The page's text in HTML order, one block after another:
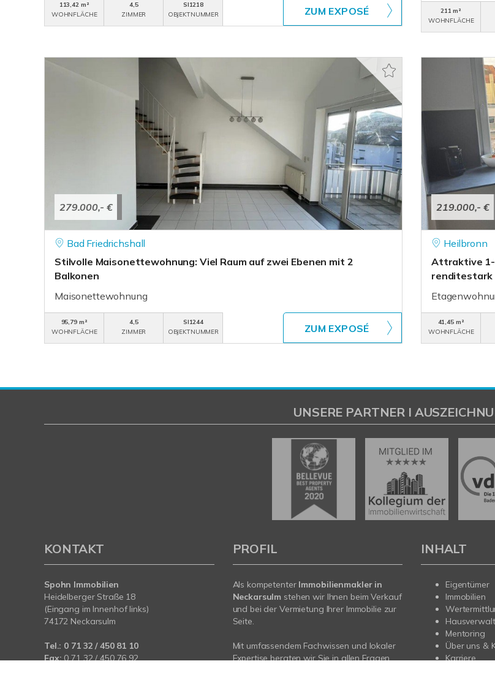
113,42 m²
WOHNFLÄCHE
4,5
ZIMMER
SI1218
OBJEKTNUMMER
ZUM EXPOSÉ
211 m²
WOHNFLÄCHE
279.000,- €
Bad Friedrichshall
Stilvolle Maisonettewohnung: Viel Raum auf zwei Ebenen mit 2
Balkonen
Maisonettewohnung
95,79 m²
WOHNFLÄCHE
4,5
ZIMMER
SI1244
OBJEKTNUMMER
ZUM EXPOSÉ
219.000,- €
Heilbronn
Attraktive 1-
renditestark
41,45 m²
WOHNFLÄCHE
UNSERE PARTNER I
KONTAKT
Spohn Immobilien
Heidelberger Straße 18
(Eingang im Innenhof links)
74172 Neckarsulm
Tel.: 0 71 32 / 450 81 10
Fax:0 71 32 / 450 76 92
PROFIL
Als kompetenter Immobilienmakler in
Neckarsulm stehen wir Ihnen beim Verkauf
und bei der Vermietung Ihrer Immobilie zur
Seite.
Mit umfassendem Fachwissen und lokaler
Expertise beraten wir Sie in allen Fragen
INHALT
Eigentümer
Immobilien
Mentoring
Über uns &
Karriere